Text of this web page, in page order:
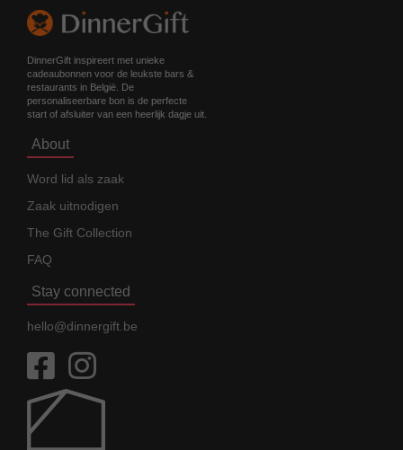
DinnerGift inspireert met unieke
cadeaubonnen voor de leukste bars &
restaurants in België. De
personaliseerbare bon is de perfecte
start of afsluiter van een heerlijk dagje uit.
About
Word lid als zaak
Zaak uitnodigen
The Gift Collection
FAQ
Stay connected
hello@dinnergift.be